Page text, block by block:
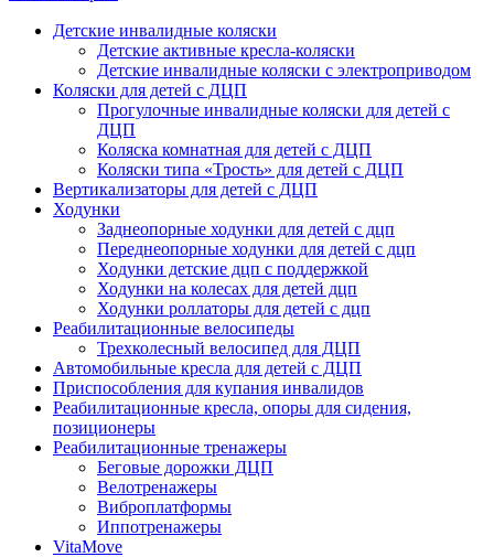
Детские инвалидные коляски
Детские активные кресла-коляски
Детские инвалидные коляски с электроприводом
Коляски для детей с ДЦП
Прогулочные инвалидные коляски для детей с
ДЦП
Коляска комнатная для детей с ДЦП
Коляски типа «Трость» для детей с ДЦП
Вертикализаторы для детей с ДЦП
Ходунки
Заднеопорные ходунки для детей с дцп
Переднеопорные ходунки для детей с дцп
Ходунки детские дцп с поддержкой
Ходунки на колесах для детей дцп
Ходунки роллаторы для детей с дцп
Реабилитационные велосипеды
Трехколесный велосипед для ДЦП
Автомобильные кресла для детей с ДЦП
Приспособления для купания инвалидов
Реабилитационные кресла, опоры для сидения,
позиционеры
Реабилитационные тренажеры
Беговые дорожки ДЦП
Велотренажеры
Виброплатформы
Иппотренажеры
VitaMove